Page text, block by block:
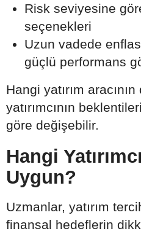
Risk seviyesine
seçenekleri
Uzun vadede
güçlü performans
Hangi yatırım
yatırımcının
göre değişebilir.
Hangi
Uygun?
Uzmanlar, yatırım
finansal hedeflerin